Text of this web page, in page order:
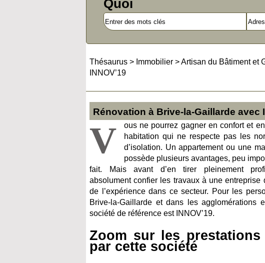
Quoi
Thésaurus > Immobilier >Artisan du Bâtiment et
INNOV’19
Rénovation à Brive-la-Gaillarde avec
V
ous ne pourrez gagner en confort et
habitation qui ne respecte pas les
d’isolation. Un appartement ou une
possède plusieurs avantages, peu
fait. Mais avant d’en tirer pleinement
absolument confier les travaux à une entreprise
de l’expérience dans ce secteur. Pour les
Brive-la-Gaillarde et dans les agglomérations
société de référence est INNOV’19.
Zoom sur les prestations
par cette société